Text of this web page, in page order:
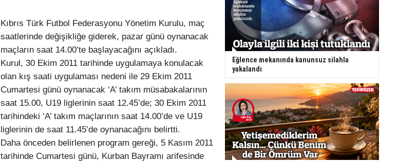
Kıbrıs Türk Futbol Federasyonu Yönetim Kurulu, maç
saatlerinde değişikliğe giderek, pazar günü oynanacak
maçların saat 14.00’te başlayacağını açıkladı.
Kurul, 30 Ekim 2011 tarihinde uygulamaya konulacak
olan kış saati uygulaması nedeni ile 29 Ekim 2011
Cumartesi günü oynanacak ‘A’ takım müsabakalarının
saat 15.00, U19 liglerinin saat 12.45’de; 30 Ekim 2011
tarihindeki ‘A’ takım maçlarının saat 14.00’de ve U19
liglerinin de saat 11.45’de oynanacağını belirtti.
Daha önceden belirlenen program gereği, 5 Kasım 2011
tarihinde Cumartesi günü, Kurban Bayramı arifesinde
Eğlence mekanında kanunsuz silahla
yakalandı